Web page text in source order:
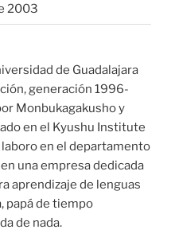
2003
de Guadalajara
generación 1996-
Monbukagakusho y
en el Kyushu Institute
en el departamento
una empresa dedicada
aprendizaje de lenguas
papá de tiempo
de nada.